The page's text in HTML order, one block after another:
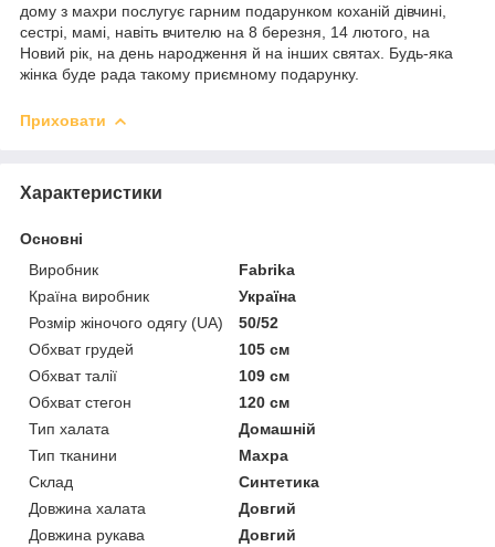
дому з махри послугує гарним подарунком коханій дівчині,
сестрі, мамі, навіть вчителю на 8 березня, 14 лютого, на
Новий рік, на день народження й на інших святах. Будь-яка
жінка буде рада такому приємному подарунку.
Приховати
Характеристики
Основні
Виробник
Fabrika
Країна виробник
Україна
Розмір жіночого одягу (UA)
50/52
Обхват грудей
105 см
Обхват талії
109 см
Обхват стегон
120 см
Тип халата
Домашній
Тип тканини
Махра
Склад
Синтетика
Довжина халата
Довгий
Довжина рукава
Довгий